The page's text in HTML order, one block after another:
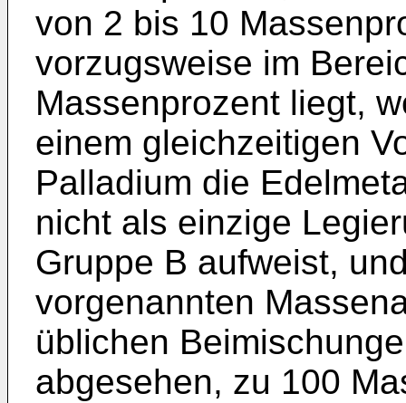
von 2 bis 10
vorzugsweise im
Massenprozent liegt,
einem gleichzeitigen
Palladium die
nicht als einzige
Gruppe B aufweist,
vorgenannten
üblichen
abgesehen, zu 100